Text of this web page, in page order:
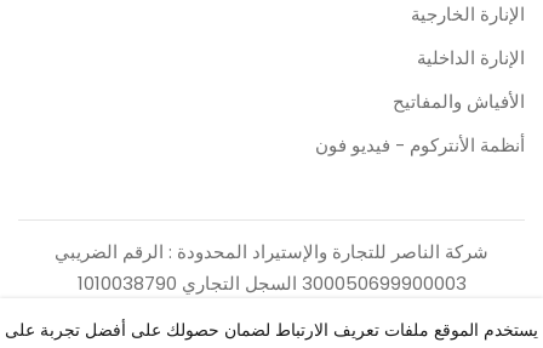
الإنارة الخارجية
الإنارة الداخلية
الأفياش والمفاتيح
أنظمة الأنتركوم - فيديو فون
شركة الناصر للتجارة والإستيراد المحدودة : الرقم الضريبي
300050699900003 السجل التجاري 1010038790
يستخدم الموقع ملفات تعريف الارتباط لضمان حصولك على أفضل تجربة على